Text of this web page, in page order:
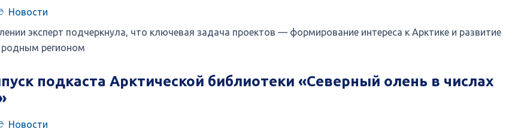
Новости
эксперт подчеркнула, что ключевая задача проектов — формирование интереса к Арктике и развитие
родным регионом
подкаста Арктической библиотеки «Северный олень в числах
Новости